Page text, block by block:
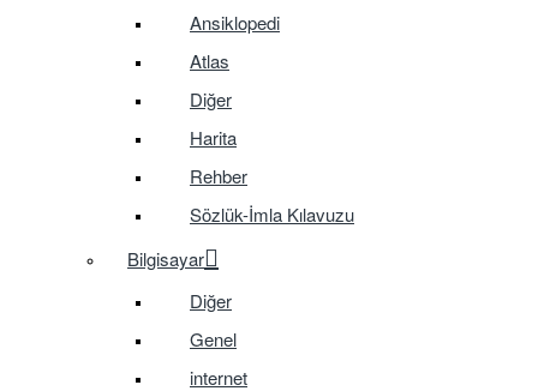
Ansiklopedi
Atlas
Diğer
Harita
Rehber
Sözlük-İmla Kılavuzu
Bilgisayar
Diğer
Genel
internet